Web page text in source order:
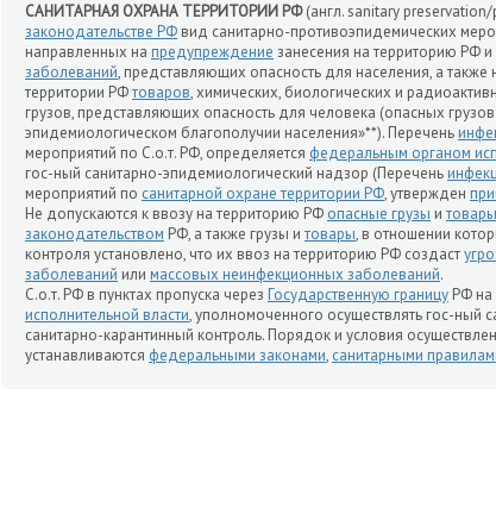
САНИТАРНАЯ ОХРАНА ТЕРРИТОРИИ РФ(англ. sanitary
законодательстве РФ вид санитарно-противоэпидемических
направленных на предупреждение занесения на территорию РФ
заболеваний, представляющих опасность для населения, а
территории РФтоваров, химических, биологических и
грузов, представляющих опасность для человека (опасных
эпидемиологическом благополучии населения»**). Перечень
мероприятий по С.о.т. РФ, определяется федеральным органом
гос-ный санитарно-эпидемиологический надзор (Перечень
мероприятий по санитарной охране территории РФ, утвержден
Не допускаются к ввозу на территорию РФ опасные грузы итовары
законодательством РФ, а также грузы итовары, в отношении
контроля установлено, что их ввоз на территорию РФ создаст
заболеваний или массовых неинфекционных заболеваний.
С.о.т. РФ в пунктах пропуска через Государственную границу РФ на
исполнительной власти, уполномоченного осуществлять гос-ный
санитарно-карантинный контроль. Порядок и условия
устанавливаются федеральными законами, санитарными